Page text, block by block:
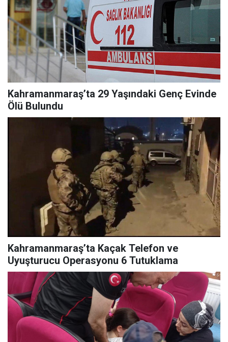
Kahramanmaraş’ta 29 Yaşındaki Genç Evinde
Ölü Bulundu
Kahramanmaraş’ta Kaçak Telefon ve
Uyuşturucu Operasyonu 6 Tutuklama